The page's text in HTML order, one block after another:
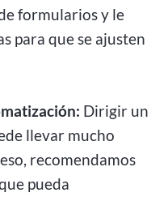
formularios y le
para que se ajusten
Dirigir un
llevar mucho
recomendamos
pueda